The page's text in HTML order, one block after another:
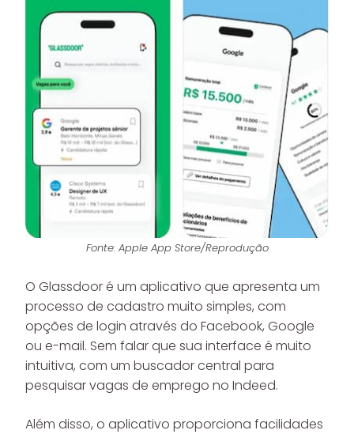
Fonte: Apple App Store/Reprodução
O Glassdoor é um aplicativo que apresenta um
processo de cadastro muito simples, com
opções de login através do Facebook, Google
ou e-mail. Sem falar que sua interface é muito
intuitiva, com um buscador central para
pesquisar vagas de emprego no Indeed.
Além disso, o aplicativo proporciona facilidades